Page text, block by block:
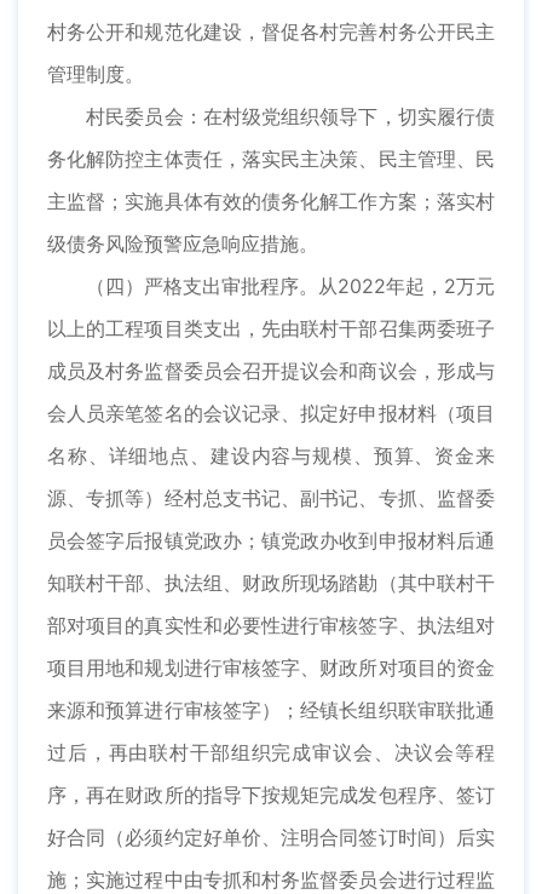
村务公开和规范化建设，督促各村完善村务公开民主
管理制度。
村民委员会：在村级党组织领导下，切实履行债
务化解防控主体责任，落实民主决策、民主管理、民
主监督；实施具体有效的债务化解工作方案；落实村
级债务风险预警应急响应措施。
（四）严格支出审批程序。从2022年起，2万元
以上的工程项目类支出，先由联村干部召集两委班子
成员及村务监督委员会召开提议会和商议会，形成与
会人员亲笔签名的会议记录、拟定好申报材料（项目
名称、详细地点、建设内容与规模、预算、资金来
源、专抓等）经村总支书记、副书记、专抓、监督委
员会签字后报镇党政办；镇党政办收到申报材料后通
知联村干部、执法组、财政所现场踏勘（其中联村干
部对项目的真实性和必要性进行审核签字、执法组对
项目用地和规划进行审核签字、财政所对项目的资金
来源和预算进行审核签字）；经镇长组织联审联批通
过后，再由联村干部组织完成审议会、决议会等程
序，再在财政所的指导下按规矩完成发包程序、签订
好合同（必须约定好单价、注明合同签订时间）后实
施；实施过程中由专抓和村务监督委员会进行过程监